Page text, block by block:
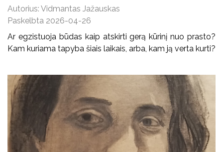
Autorius: Vidmantas Jažauskas
Paskelbta 2026-04-26
Ar egzistuoja būdas kaip atskirti gerą kūrinį nuo prasto?
Kam kuriama tapyba šiais laikais, arba, kam ją verta kurti?